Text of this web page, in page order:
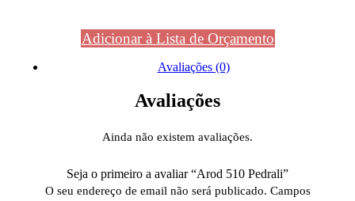
Adicionar à Lista de Orçamento
Avaliações (0)
Avaliações
Ainda não existem avaliações.
Seja o primeiro a avaliar “Arod 510 Pedrali”
O seu endereço de email não será publicado. Campos